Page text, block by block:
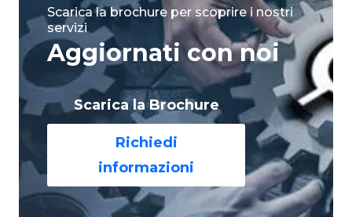
Scarica la brochure per scoprire i nostri
servizi
Aggiornati con noi
Scarica la Brochure
Richiedi
informazioni